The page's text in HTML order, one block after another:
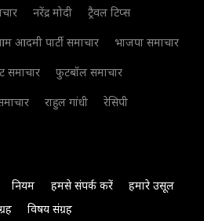
नरेंद्र मोदी
ट्रैवल टिप्स
आदमी पार्टी समाचार
भाजपा समाचार
समाचार
फुटबॉल समाचार
राहुल गांधी
रेसिपी
नियम हमसे संपर्क करें
हमारे उसूल
विषय संग्रह